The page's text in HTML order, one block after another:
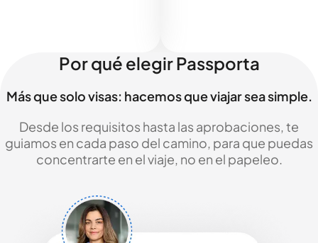
Por qué elegir Passporta
Más que solo visas: hacemos que viajar sea simple.
Desde los requisitos hasta las aprobaciones, te
guiamos en cada paso del camino, para que puedas
concentrarte en el viaje, no en el papeleo.